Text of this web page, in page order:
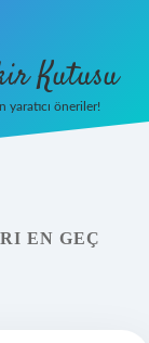
Kutusu
yaratıcı öneriler!
EN GEÇ